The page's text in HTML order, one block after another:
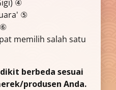
④
⑤
memilih salah satu
berbeda sesuai
produsen Anda.